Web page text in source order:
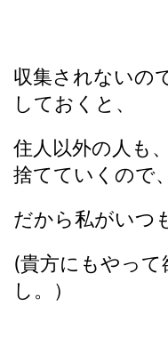
収集されないの
しておくと、
住人以外の人も
捨てていくので
だから私がいつ
(貴方にもやっ
し。）